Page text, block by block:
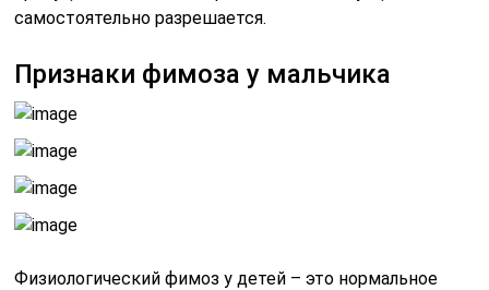
самостоятельно разрешается.
Признаки фимоза у мальчика
Физиологический фимоз у детей – это нормальное